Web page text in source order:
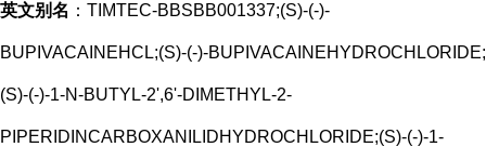
英文别名 ：TIMTEC-BBSBB001337;(S)-(-)-
BUPIVACAINEHCL;(S)-(-)-BUPIVACAINEHYDROCHLORIDE;
(S)-(-)-1-N-BUTYL-2',6'-DIMETHYL-2-
PIPERIDINCARBOXANILIDHYDROCHLORIDE;(S)-(-)-1-